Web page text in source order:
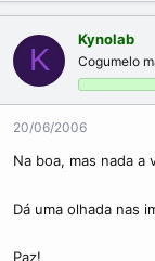
K
Kynolab
Cogumelo
20/06/2006
Na boa, mas nada a
Dá uma olhada nas
Paz!